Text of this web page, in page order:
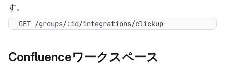
す。
GET /groups/:id/integrations/clickup
Confluenceワークスペース